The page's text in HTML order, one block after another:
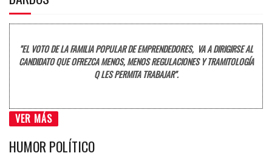
"EL VOTO DE LA FAMILIA POPULAR DE EMPRENDEDORES, VA A DIRIGIRSE AL
CANDIDATO QUE OFREZCA MENOS, MENOS REGULACIONES Y TRAMITOLOGÍA
Q LES PERMITA TRABAJAR".
VER MÁS
HUMOR POLÍTICO